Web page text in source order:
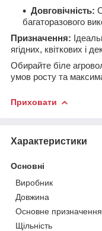
Довговічність:
багаторазового
Призначення:
ягідних, квіткових і
Обирайте біле
умов росту та
Приховати
Характеристики
Основні
Виробник
Довжина
Основне призначення
Щільність